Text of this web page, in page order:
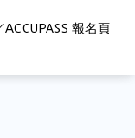
報名頁